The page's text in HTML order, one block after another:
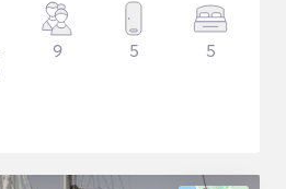
9 5 5